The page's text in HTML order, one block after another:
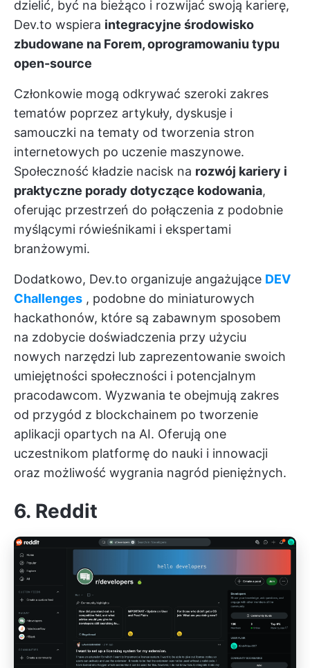
dzielić, być na bieżąco i rozwijać swoją karierę,
Dev.to wspiera integracyjne środowisko
zbudowane na Forem, oprogramowaniu typu
open-source
Członkowie mogą odkrywać szeroki zakres
tematów poprzez artykuły, dyskusje i
samouczki na tematy od tworzenia stron
internetowych po uczenie maszynowe.
Społeczność kładzie nacisk na rozwój kariery i
praktyczne porady dotyczące kodowania,
oferując przestrzeń do połączenia z podobnie
myślącymi rówieśnikami i ekspertami
branżowymi.
Dodatkowo, Dev.to organizuje angażujące DEV
Challenges , podobne do miniaturowych
hackathonów, które są zabawnym sposobem
na zdobycie doświadczenia przy użyciu
nowych narzędzi lub zaprezentowanie swoich
umiejętności społeczności i potencjalnym
pracodawcom. Wyzwania te obejmują zakres
od przygód z blockchainem po tworzenie
aplikacji opartych na AI. Oferują one
uczestnikom platformę do nauki i innowacji
oraz możliwość wygrania nagród pieniężnych.
6. Reddit